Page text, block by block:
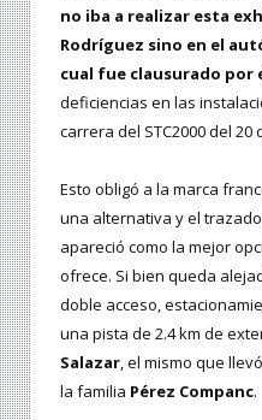
no iba a realizar esta
Rodríguez sino en el
cual fue clausurado
deficiencias en las
carrera del STC2000 del 20
Esto obligó a la marca
una alternativa y el
apareció como la mejor
ofrece. Si bien queda
doble acceso,
una pista de 2.4 km de
Salazar, el mismo que
la familia Pérez Companc.